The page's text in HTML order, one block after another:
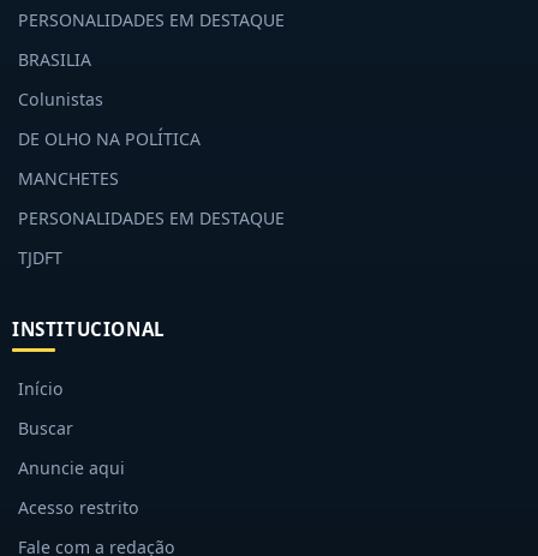
PERSONALIDADES EM DESTAQUE
BRASILIA
Colunistas
DE OLHO NA POLÍTICA
MANCHETES
PERSONALIDADES EM DESTAQUE
TJDFT
INSTITUCIONAL
Início
Buscar
Anuncie aqui
Acesso restrito
Fale com a redação